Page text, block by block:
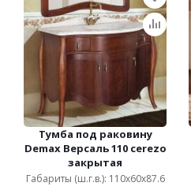
Тумба под раковину
Demax Версаль 110 cerezo
закрытая
Габариты (ш.г.в.): 110x60x87.6